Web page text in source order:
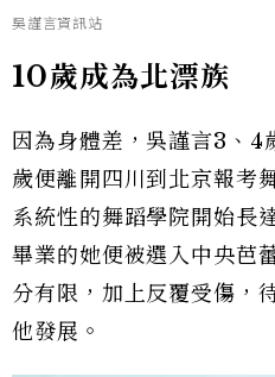
吳謹言資訊站
10歲成為北漂族
因為身體差，吳謹言3、4
歲便離開四川到北京報考
系統性的舞蹈學院開始長
畢業的她便被選入中央芭
分有限，加上反覆受傷，
他發展。